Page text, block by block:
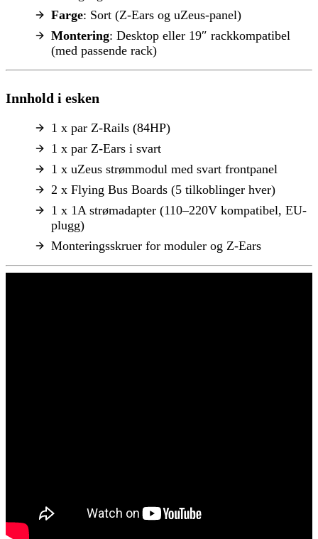
Farge: Sort (Z-Ears og uZeus-panel)
Montering: Desktop eller 19″ rackkompatibel
(med passende rack)
Innhold i esken
1 x par Z-Rails (84HP)
1 x par Z-Ears i svart
1 x uZeus strømmodul med svart frontpanel
2 x Flying Bus Boards (5 tilkoblinger hver)
1 x 1A strømadapter (110–220V kompatibel, EU-
plugg)
Monteringsskruer for moduler og Z-Ears